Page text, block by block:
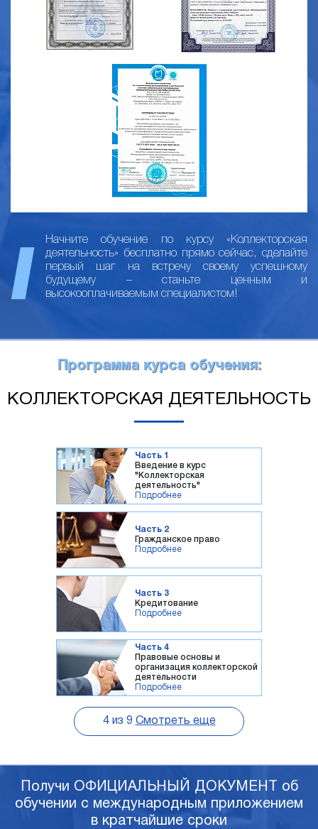
Начните обучение по курсу «Коллекторская
деятельность» бесплатно прямо сейчас, сделайте
первый шаг на встречу своему успешному
будущему – станьте ценным и
высокооплачиваемым специалистом!
Программа курса обучения:
КОЛЛЕКТОРСКАЯ ДЕЯТЕЛЬНОСТЬ
Часть 1
Введение в курс
"Коллекторская
деятельность"
Подробнее
Часть 2
Гражданское право
Подробнее
Часть 3
Кредитование
Подробнее
Часть 4
Правовые основы и
организация коллекторской
деятельности
Подробнее
4из 9 Смотреть еще
Получи ОФИЦИАЛЬНЫЙ ДОКУМЕНТ об
обучении с международным приложением
в кратчайшие сроки